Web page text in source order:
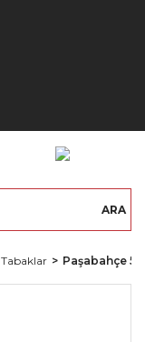
ARA
Tabaklar Paşabahçe